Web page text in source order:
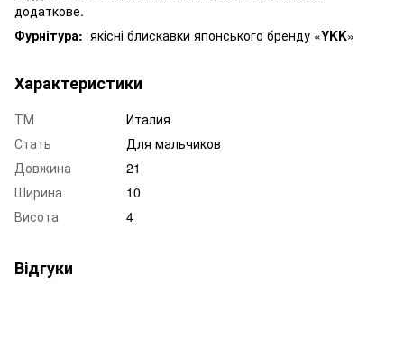
додаткове.
Фурнітура: якісні блискавки японського бренду «YKK»
Характеристики
ТМ
Италия
Стать
Для мальчиков
Довжина
21
Ширина
10
Висота
4
Відгуки